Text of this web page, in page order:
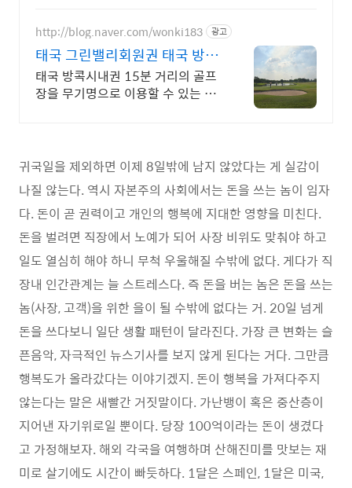
http://blog.naver.com/wonki183 광고
태국 그린밸리회원권 태국 방콕
99홀 무기회원권
태국 방콕시내권 15분 거리의 골프
장을 무기명으로 이용할 수 있는 골
귀국일을 제외하면 이제 8일밖에 남지 않았다는 게 실감이
나질 않는다. 역시 자본주의 사회에서는 돈을 쓰는 놈이 임자
다. 돈이 곧 권력이고 개인의 행복에 지대한 영향을 미친다.
돈을 벌려면 직장에서 노예가 되어 사장 비위도 맞춰야 하고
일도 열심히 해야 하니 무척 우울해질 수밖에 없다. 게다가 직
장내 인간관계는 늘 스트레스다. 즉 돈을 버는 놈은 돈을 쓰는
놈(사장, 고객)을 위한 을이 될 수밖에 없다는 거. 20일 넘게
돈을 쓰다보니 일단 생활 패턴이 달라진다. 가장 큰 변화는 슬
픈음악, 자극적인 뉴스기사를 보지 않게 된다는 거다. 그만큼
행복도가 올라갔다는 이야기겠지. 돈이 행복을 가져다주지
않는다는 말은 새빨간 거짓말이다. 가난뱅이 혹은 중산층이
지어낸 자기위로일 뿐이다. 당장 100억이라는 돈이 생겼다
고 가정해보자. 해외 각국을 여행하며 산해진미를 맛보는 재
미로 살기에도 시간이 빠듯하다. 1달은 스페인, 1달은 미국,